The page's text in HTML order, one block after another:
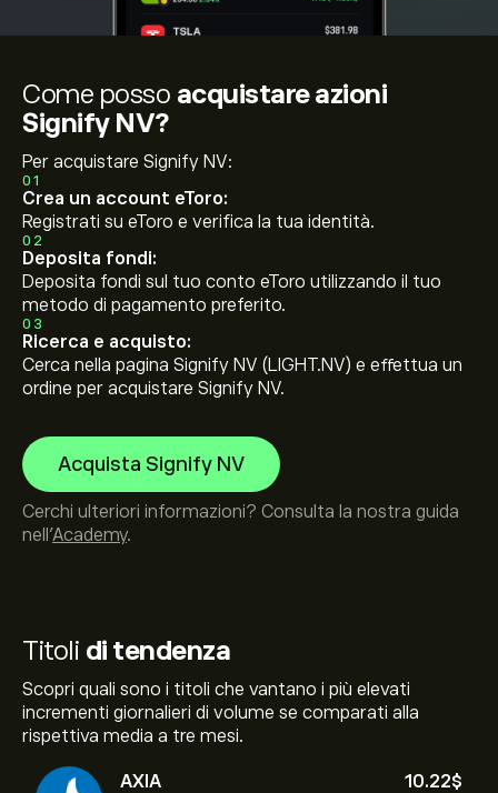
Titoli di tendenza
Scopri quali sono i titoli che vantano i più elevati
incrementi giornalieri di volume se comparati alla
rispettiva media a tre mesi.
AXIA
10.22‎$‎
Come posso acquistare azioni
Signify NV?
Per acquistare Signify NV:
01
Crea un account eToro:
Registrati su eToro e verifica la tua identità.
02
Deposita fondi:
Deposita fondi sul tuo conto eToro utilizzando il tuo
metodo di pagamento preferito.
03
Ricerca e acquisto:
Cerca nella pagina Signify NV (LIGHT.NV) e effettua un
ordine per acquistare Signify NV.
Acquista Signify NV
Cerchi ulteriori informazioni? Consulta la nostra guida
nell’Academy.